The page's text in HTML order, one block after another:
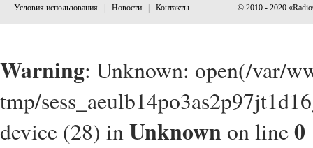
Условия использования Новости Контакты © 2010 - 2020
Warning: Unknown: open(/var/
tmp/
device (28) inUnknown on line0